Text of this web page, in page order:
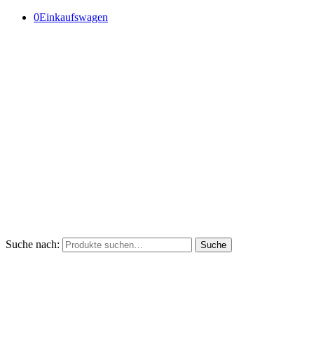
0Einkaufswagen
Suche nach: Suche